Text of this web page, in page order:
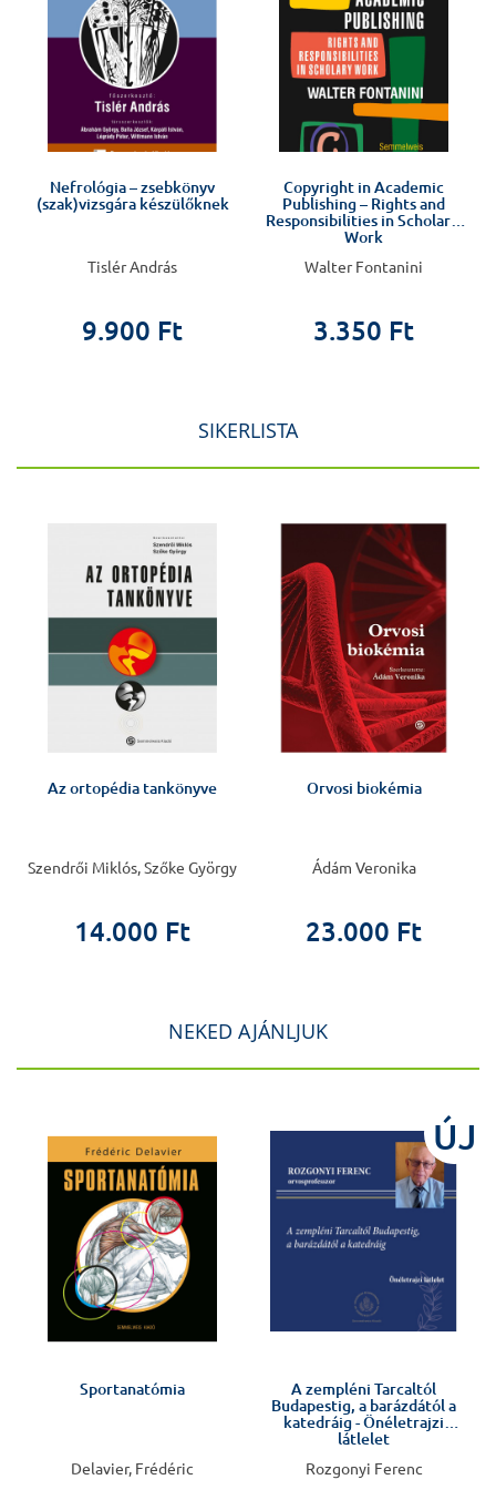
Nefrológia – zsebkönyv
(szak)vizsgára készülőknek
Tislér András
9.900 Ft
Copyright in Academic
Publishing – Rights and
Responsibilities in Scholarly
Work
Walter Fontanini
3.350 Ft
SIKERLISTA
Az ortopédia tankönyve
Szendrői Miklós, Szőke György
14.000 Ft
Orvosi biokémia
Ádám Veronika
23.000 Ft
NEKED AJÁNLJUK
Sportanatómia
Delavier, Frédéric
ÚJ
A zempléni Tarcaltól
Budapestig, a barázdától a
katedráig - Önéletrajzi
látlelet
Rozgonyi Ferenc